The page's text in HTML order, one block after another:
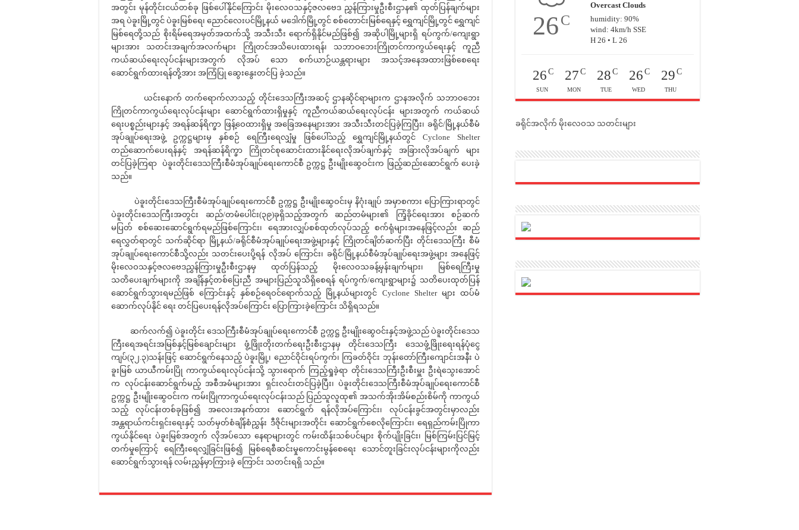
အတွင်း မုန်တိုင်းငယ်တစ်ခု ဖြစ်ပေါ်နိုင်ကြောင်း မိုးလေဝသနှင့်ဇလဗေဒ ညွှန်ကြားမှုဦးစီးဌာန၏ ထုတ်ပြန်ချက်များ
အရ ပဲခူးမြို့တွင် ပဲခူးမြစ်ရေ၊ ညောင်လေးပင်မြို့နယ် မဒေါက်မြို့တွင် စစ်တောင်းမြစ်ရေနှင့် ရွှေကျင်မြို့တွင် ရွှေကျင်
မြစ်ရေတို့သည် စိုးရိမ်ရေအမှတ်အထက်သို့ အသီးသီး ရောက်ရှိနိုင်မည်ဖြစ်၍ အဆိုပါမြို့များရှိ ရပ်ကွက်/ကျေးရွာ
များအား သတင်းအချက်အလက်များ ကြိုတင်အသိပေးထားရန်၊ သဘာဝဘေးကြိုတင်ကာကွယ်ရေးနှင့် ကူညီ
ကယ်ဆယ်ရေးလုပ်ငန်းများအတွက် လိုအပ် သော စက်ယာဉ်ယန္တရားများ အသင့်အနေအထားဖြစ်စေရေး
ဆောင်ရွက်ထားရန်တို့အား အကြံပြု ဆွေးနွေးတင်ပြ ခဲ့သည်။
ယင်းနောက် တက်ရောက်လာသည့် တိုင်းဒေသကြီးအဆင့် ဌာနဆိုင်ရာများက ဌာနအလိုက် သဘာဝဘေး
ကြိုတင်ကာကွယ်ရေးလုပ်ငန်းများ ဆောင်ရွက်ထားရှိမှုနှင့် ကူညီကယ်ဆယ်ရေးလုပ်ငန်း များအတွက် ကယ်ဆယ်
ရေးပစ္စည်းများနှင့် အရန်ဆန်ရိက္ခာ ဖြန့်ဝေထားရှိမှု အခြေအနေများအား အသီးသီးတင်ပြခဲ့ကြပြီး၊ ခရိုင်/မြို့နယ်စီမံ
အုပ်ချုပ်ရေးအဖွဲ့ ဥက္ကဋ္ဌများမှ နှစ်စဉ် ရေကြီးရေလျှံမှု ဖြစ်ပေါ်သည့် ရွှေကျင်မြို့နယ်တွင် Cyclone Shelter
တည်ဆောက်ပေးရန်နှင့် အရန်ဆန်ရိက္ခာ ကြိုတင်စုဆောင်းထားနိုင်ရေးလိုအပ်ချက်နှင့် အခြားလိုအပ်ချက် များ
တင်ပြခဲ့ကြရာ ပဲခူးတိုင်းဒေသကြီးစီမံအုပ်ချုပ်ရေးကောင်စီ ဥက္ကဋ္ဌ ဦးမျိုးဆွေဝင်းက ဖြည့်ဆည်းဆောင်ရွက် ပေးခဲ့
သည်။
ပဲခူးတိုင်းဒေသကြီးစီမံအုပ်ချုပ်ရေးကောင်စီ ဥက္ကဋ္ဌ ဦးမျိုးဆွေဝင်းမှ နိဂုံးချုပ် အမှာစကား ပြောကြားရာတွင်
ပဲခူးတိုင်းဒေသကြီးအတွင်း ဆည်/တမံပေါင်း(၃၉)ခုရှိသည့်အတွက် ဆည်တမံများ၏ ကြံ့ခိုင်ရေးအား စဉ်ဆက်
မပြတ် စစ်ဆေးဆောင်ရွက်ရမည်ဖြစ်ကြောင်း၊ ရေအားလျှပ်စစ်ထုတ်လုပ်သည့် စက်ရုံများအနေဖြင့်လည်း ဆည်
ရေလွှတ်ရာတွင် သက်ဆိုင်ရာ မြို့နယ်/ခရိုင်စီမံအုပ်ချုပ်ရေးအဖွဲ့များနှင့် ကြိုတင်ချိတ်ဆက်ပြီး တိုင်းဒေသကြီး စီမံ
အုပ်ချုပ်ရေးကောင်စီသို့လည်း သတင်းပေးပို့ရန် လိုအပ် ကြောင်း၊ ခရိုင်/မြို့နယ်စီမံအုပ်ချုပ်ရေးအဖွဲ့များ အနေဖြင့်
မိုးလေဝသနှင့်ဇလဗေဒညွှန်ကြားမှုဦးစီးဌာနမှ ထုတ်ပြန်သည့် မိုးလေဝသခန့်မှန်းချက်များ၊ မြစ်ရေကြီးမှု
သတိပေးချက်များကို အချိန်နှင့်တစ်ပြေးညီ အများပြည်သူသိရှိစေရန် ရပ်ကွက်/ကျေးရွာများ၌ သတိပေးထုတ်ပြန်
ဆောင်ရွက်သွားရမည်ဖြစ် ကြောင်းနှင့် နှစ်စဉ်ရေဝင်ရောက်သည့် မြို့နယ်များတွင် Cyclone Shelter များ ထပ်မံ
ဆောက်လုပ်နိုင် ရေး တင်ပြပေးရန်လိုအပ်ကြောင်း ပြောကြားခဲ့ကြောင်း သိရှိရသည်။
ဆက်လက်၍ ပဲခူးတိုင်း ဒေသကြီးစီမံအုပ်ချုပ်ရေးကောင်စီ ဥက္ကဋ္ဌ ဦးမျိုးဆွေဝင်းနှင့်အဖွဲ့သည် ပဲခူးတိုင်းဒေသ
ကြီးရေအရင်းအမြစ်နှင့်မြစ်ချောင်းများ ဖွံ့ဖြိုးတိုးတက်ရေးဦးစီးဌာနမှ တိုင်းဒေသကြီး ဒေသဖွံ့ဖြိုးရေးရန်ပုံငွေ
ကျပ်(၃၂.၃)သန်းဖြင့် ဆောင်ရွက်နေသည့် ပဲခူးမြို့၊ ညောင်ဝိုင်းရပ်ကွက်၊ ကြခတ်ဝိုင်း ဘုန်းတော်ကြီးကျောင်းအနီး ပဲ
ခူးမြစ် ယာယီကမ်းပြို ကာကွယ်ရေးလုပ်ငန်းသို့ သွားရောက် ကြည့်ရှုခဲ့ရာ တိုင်းဒေသကြီးဦးစီးမှူး ဦးရဲသွေးအောင်
က လုပ်ငန်းဆောင်ရွက်မည့် အစီအမံများအား ရှင်းလင်းတင်ပြခဲ့ပြီး၊ ပဲခူးတိုင်းဒေသကြီးစီမံအုပ်ချုပ်ရေးကောင်စီ
ဥက္ကဋ္ဌ ဦးမျိုးဆွေဝင်းက ကမ်းပြိုကာကွယ်ရေးလုပ်ငန်းသည် ပြည်သူလူထု၏ အသက်အိုးအိမ်စည်းစိမ်ကို ကာကွယ်
သည့် လုပ်ငန်းတစ်ခုဖြစ်၍ အလေးအနက်ထား ဆောင်ရွက် ရန်လိုအပ်ကြောင်း၊ လုပ်ငန်းခွင်အတွင်းမှာလည်း
အန္တရာယ်ကင်းရှင်းရေးနှင့် သတ်မှတ်စံချိန်စံညွှန်း ဒီဇိုင်းများအတိုင်း ဆောင်ရွက်စေလိုကြောင်း၊ ရေရှည်ကမ်းပြိုကာ
ကွယ်နိုင်ရေး ပဲခူးမြစ်အတွက် လိုအပ်သော နေရာများတွင် ကမ်းထိန်းသစ်ပင်များ စိုက်ပျိုးခြင်း၊ မြစ်ကြမ်းပြင်မြင့်
တက်မှုကြောင့် ရေကြီးရေလျှံခြင်းဖြစ်၍ မြစ်ရေစီဆင်းမှုကောင်းမွန်စေရေး သောင်တူးခြင်းလုပ်ငန်းများကိုလည်း
ဆောင်ရွက်သွားရန် လမ်းညွှန်မှာကြားခဲ့ ကြောင်း သတင်းရရှိ သည်။
26C
Overcast Clouds
humidity: 90%
wind: 4km/h SSE
H 26 • L 26
26 C
SUN
27 C
MON
28 C
TUE
26 C
WED
29 C
THU
ခရိုင်အလိုက် မိုးလေဝသ သတင်းများ